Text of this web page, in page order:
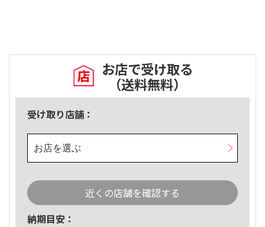
お店で受け取る
（送料無料）
受け取り店舗：
お店を選ぶ
近くの店舗を確認する
納期目安：